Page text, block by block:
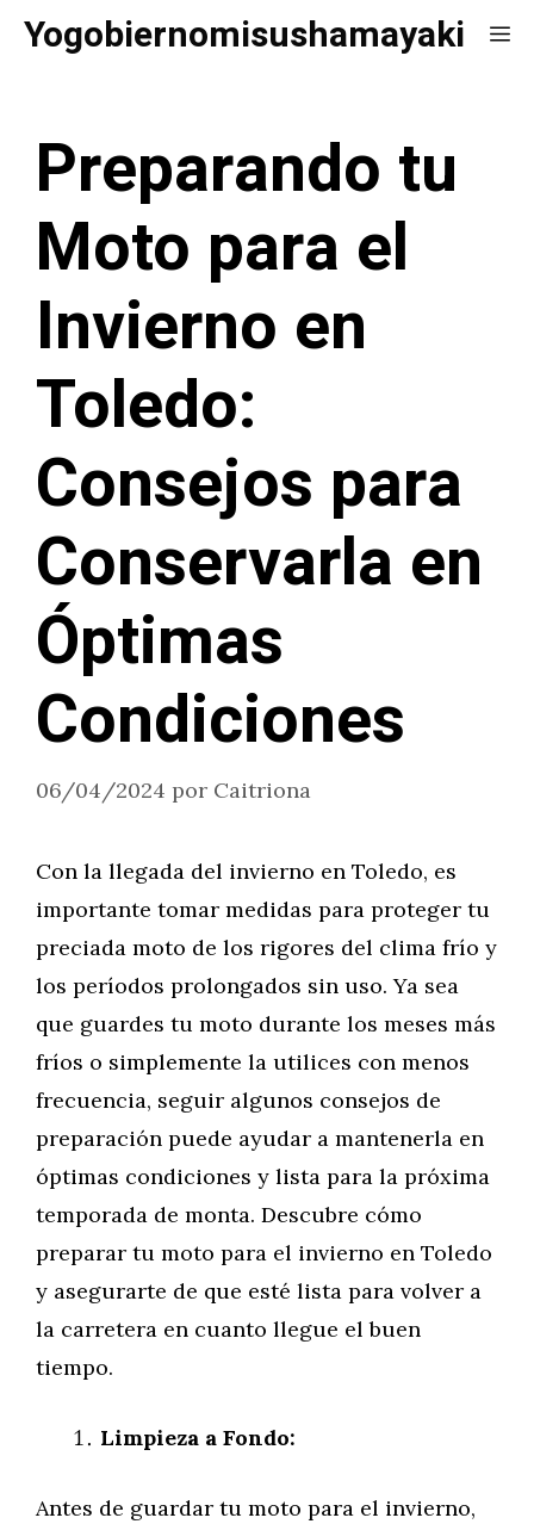
SaltarYogobiernomisushamayaki
Preparando tu
Moto para el
Invierno en
Toledo:
Consejos para
Conservarla en
Óptimas
Condiciones
06/04/2024 por Caitriona
Con la llegada del invierno en Toledo, es
importante tomar medidas para proteger tu
preciada moto de los rigores del clima frío y
los períodos prolongados sin uso. Ya sea
que guardes tu moto durante los meses más
fríos o simplemente la utilices con menos
frecuencia, seguir algunos consejos de
preparación puede ayudar a mantenerla en
óptimas condiciones y lista para la próxima
temporada de monta. Descubre cómo
preparar tu moto para el invierno en Toledo
y asegurarte de que esté lista para volver a
la carretera en cuanto llegue el buen
tiempo.
Limpieza a Fondo:
Antes de guardar tu moto para el invierno,